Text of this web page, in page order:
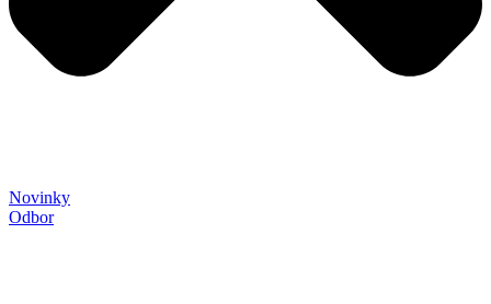
Novinky
Odbor